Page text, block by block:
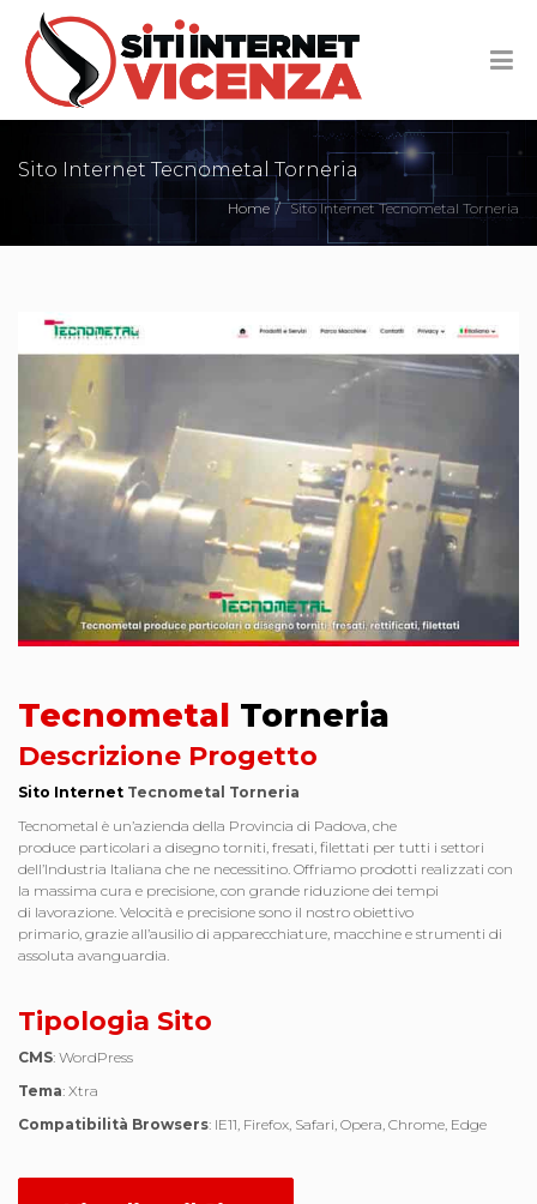
Sito Internet Tecnometal Torneria
Home Sito Internet Tecnometal Torneria
Tecnometal Torneria
Descrizione Progetto
Sito Internet Tecnometal Torneria
Tecnometal è un’azienda della Provincia di Padova, che
produce particolari a disegno torniti, fresati, filettati per tutti i settori
dell’Industria Italiana che ne necessitino. Offriamo prodotti realizzati con
la massima cura e precisione, con grande riduzione dei tempi
di lavorazione. Velocità e precisione sono il nostro obiettivo
primario, grazie all’ausilio di apparecchiature, macchine e strumenti di
assoluta avanguardia.
Tipologia Sito
CMS: WordPress
Tema: Xtra
Compatibilità Browsers: IE11, Firefox, Safari, Opera, Chrome, Edge